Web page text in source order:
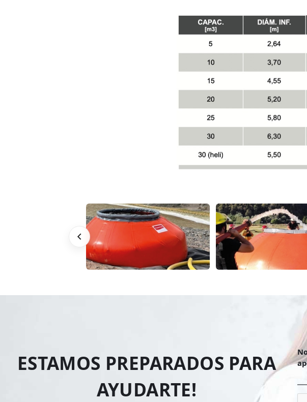
ESTAMOS PREPARADOS PARA
AYUDARTE!